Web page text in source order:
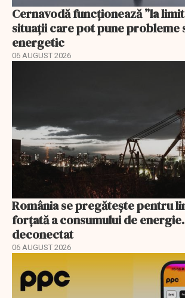
Cernavodă funcționează ”la
situații care pot pune probleme
energetic
06 AUGUST 2026
România se pregătește pentru
forțată a consumului de
deconectat
06 AUGUST 2026